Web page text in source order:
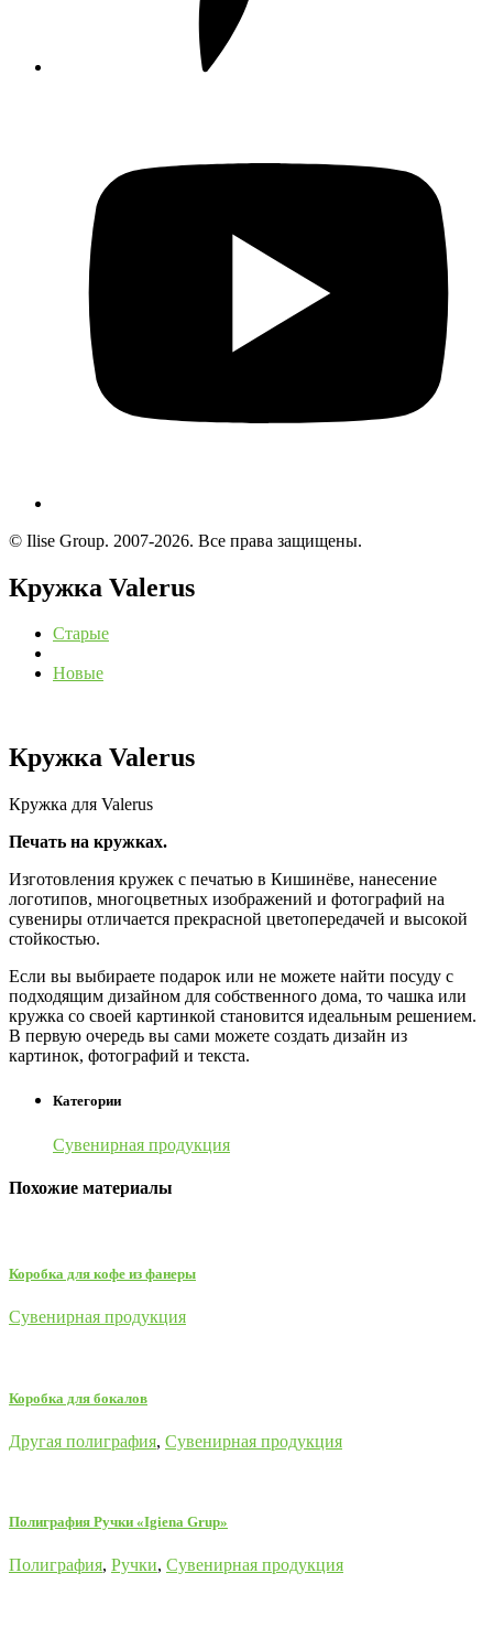
© Ilise Group. 2007-2026. Все права защищены.
Кружка Valerus
Старые
Новые
Кружка Valerus
Кружка для Valerus
Печать на кружках.
Изготовления кружек с печатью в Кишинёве, нанесение
логотипов, многоцветных изображений и фотографий на
сувениры отличается прекрасной цветопередачей и высокой
стойкостью.
Если вы выбираете подарок или не можете найти посуду с
подходящим дизайном для собственного дома, то чашка или
кружка со своей картинкой становится идеальным решением.
В первую очередь вы сами можете создать дизайн из
картинок, фотографий и текста.
Категории
Сувенирная продукция
Похожие материалы
Коробка для кофе из фанеры
Сувенирная продукция
Коробка для бокалов
Другая полиграфия, Сувенирная продукция
Полиграфия Ручки «Igiena Grup»
Полиграфия, Ручки, Сувенирная продукция